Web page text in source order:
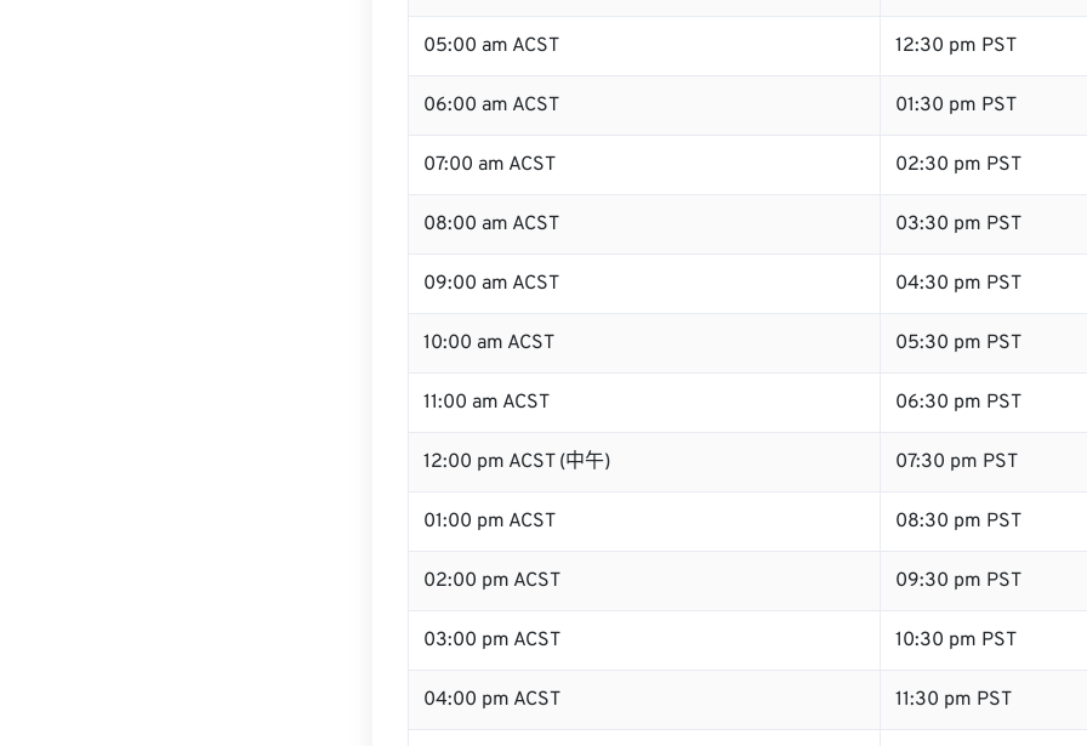
05:00 am ACST 12:30 pm PST
06:00 am ACST 01:30 pm PST
07:00 am ACST 02:30 pm PST
08:00 am ACST 03:30 pm PST
09:00 am ACST 04:30 pm PST
10:00 am ACST 05:30 pm PST
11:00 am ACST 06:30 pm PST
12:00 pm ACST (中午) 07:30 pm PST
01:00 pm ACST 08:30 pm PST
02:00 pm ACST 09:30 pm PST
03:00 pm ACST 10:30 pm PST
04:00 pm ACST 11:30 pm PST